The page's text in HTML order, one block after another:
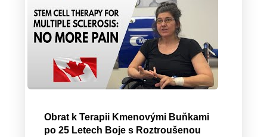
Obrat k Terapii Kmenovými Buňkami
po 25 Letech Boje s Roztroušenou